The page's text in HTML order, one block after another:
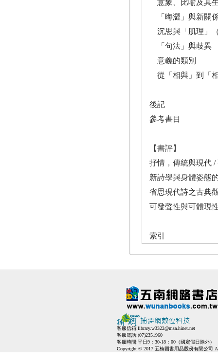
意象、比喻及其
「晦澀」與新關
沉思與「肌理」
「句法」與歧異
意義的類別
從「相與」到「
後記
參考書目
【書評】
抒情，傳統與現代 /
新詩學與身體姿態
省思現代詩之古典
可發聲性與可體現
索引
客服信箱:library.w3322@msa.hinet.net
客服電話:(07)2351960
客服時間:平日9：30-18：00（國定假日除外）
Copyright © 2017 五楠圖書用品股份有限公司